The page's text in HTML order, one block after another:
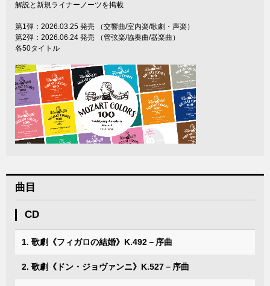
解説と新規ライナーノーツを掲載
第1弾：2026.03.25 発売 （交響曲/室内楽/歌劇・声楽）
第2弾：2026.06.24 発売 （管弦楽/協奏曲/器楽曲）
各50タイトル
曲目
CD
1. 歌劇《フィガロの結婚》K.492－序曲
2. 歌劇《ドン・ジョヴァンニ》K.527－序曲